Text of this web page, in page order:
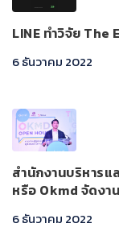
LINE ทำวิจัย
6 ธันวาคม 2022
สำนักงานบริหาร
หรือ Okmd จัดงา
6 ธันวาคม 2022